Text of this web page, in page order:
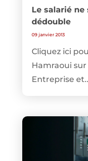
Le salarié ne
dédouble
09 janvier 2013
Cliquez ici
Hamraoui
Entreprise